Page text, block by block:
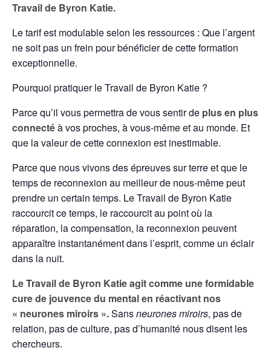
Travail de Byron Katie.
Le tarif est modulable selon les ressources : Que l’argent
ne soit pas un frein pour bénéficier de cette formation
exceptionnelle.
Pourquoi pratiquer le Travail de Byron Katie ?
Parce qu’il vous permettra de vous sentir de plus en plus
connectéà vos proches, à vous-même et au monde. Et
que la valeur de cette connexion est inestimable.
Parce que nous vivons des épreuves sur terre et que le
temps de reconnexion au meilleur de nous-même peut
prendre un certain temps. Le Travail de Byron Katie
raccourcit ce temps, le raccourcit au point où la
réparation, la compensation, la reconnexion peuvent
apparaître instantanément dans l’esprit, comme un éclair
dans la nuit.
Le Travail de Byron Katie agit comme une formidable
cure de jouvence du mental en réactivant nos
« neurones miroirs ».Sansneurones miroirs, pas de
relation, pas de culture, pas d’humanité nous disent les
chercheurs.